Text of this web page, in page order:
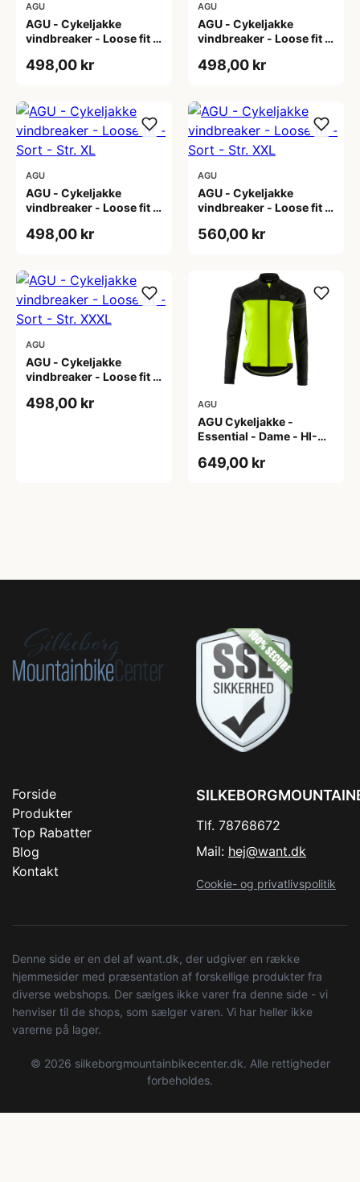
AGU
AGU - Cykeljakke
vindbreaker - Loose fit -
498,00 kr
AGU
AGU - Cykeljakke
vindbreaker - Loose fit -
498,00 kr
AGU
AGU - Cykeljakke
vindbreaker - Loose fit -
498,00 kr
AGU
AGU - Cykeljakke
vindbreaker - Loose fit -
560,00 kr
AGU
AGU - Cykeljakke
vindbreaker - Loose fit -
498,00 kr AGU
AGU Cykeljakke -
Essential - Dame - HI-
649,00 kr
Forside
Produkter
Top Rabatter
Blog
Kontakt
Tlf. 78768672
Mail: hej@want.dk
Cookie- og privatlivspolitik
Denne side er en del af want.dk, der udgiver en række
hjemmesider med præsentation af forskellige produkter fra
diverse webshops. Der sælges ikke varer fra denne side - vi
henviser til de shops, som sælger varen. Vi har heller ikke
varerne på lager.
© 2026 silkeborgmountainbikecenter.dk. Alle rettigheder
forbeholdes.